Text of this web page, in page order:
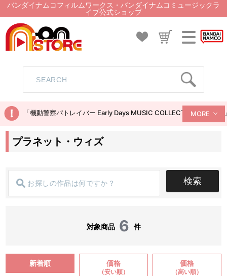
バンダイナムコフィルムワークス・バンダイナムコミュージックラ
イブ公式ショップ
「機動警察パトレイバー Early Days MUSIC COLLECTION CD
MORE
プラネット・ウィズ
検索
対象商品 6 件
新着順 価格
（安い順）
価格
（高い順）